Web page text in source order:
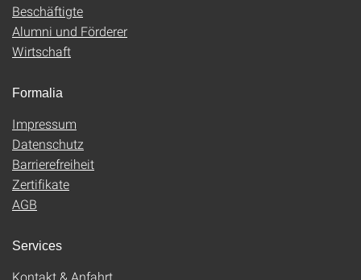
Beschäftigte
Alumni und Förderer
Wirtschaft
Formalia
Impressum
Datenschutz
Barrierefreiheit
Zertifikate
AGB
Services
Kontakt & Anfahrt